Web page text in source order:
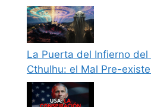
La Puerta del Infierno del
Cthulhu: el Mal Pre-